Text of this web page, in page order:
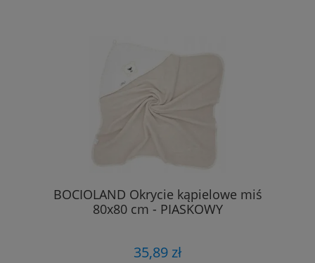
BOCIOLAND Okrycie kąpielowe miś
80x80 cm - PIASKOWY
35,89 zł